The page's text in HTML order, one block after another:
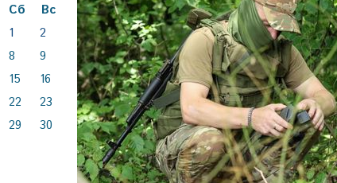
Сб
Вс
1
2
8
9
15
16
22
23
29
30